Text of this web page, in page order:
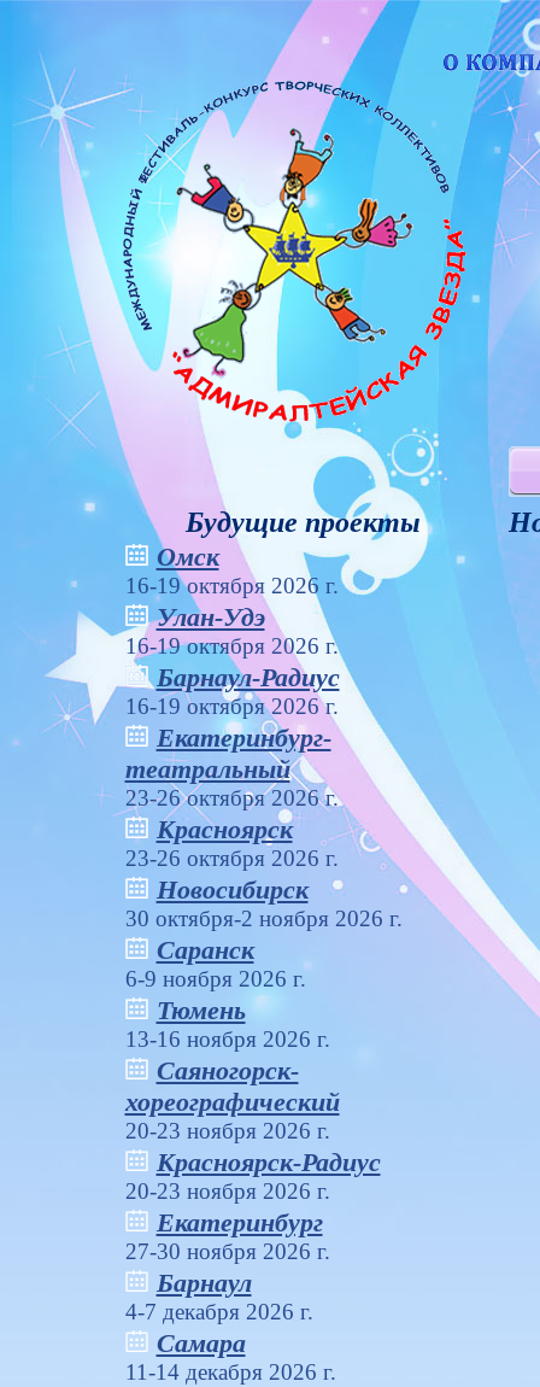
Будущие проекты
Омск
16-19 октября 2026 г.
Улан-Удэ
16-19 октября 2026 г.
Барнаул-Радиус
16-19 октября 2026 г.
Екатеринбург-
театральный
23-26 октября 2026 г.
Красноярск
23-26 октября 2026 г.
Новосибирск
30 октября-2 ноября 2026 г.
Саранск
6-9 ноября 2026 г.
Тюмень
13-16 ноября 2026 г.
Саяногорск-
хореографический
20-23 ноября 2026 г.
Красноярск-Радиус
20-23 ноября 2026 г.
Екатеринбург
27-30 ноября 2026 г.
Барнаул
4-7 декабря 2026 г.
Самара
11-14 декабря 2026 г.